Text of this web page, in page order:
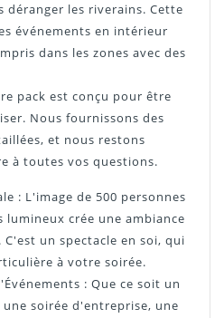
déranger les riverains. Cette
événements en intérieur
dans les zones avec des
pack est conçu pour être
Nous fournissons des
et nous restons
à toutes vos questions.
: L'image de 500 personnes
lumineux crée une ambiance
un spectacle en soi, qui
à votre soirée.
: Que ce soit un
soirée d'entreprise, une